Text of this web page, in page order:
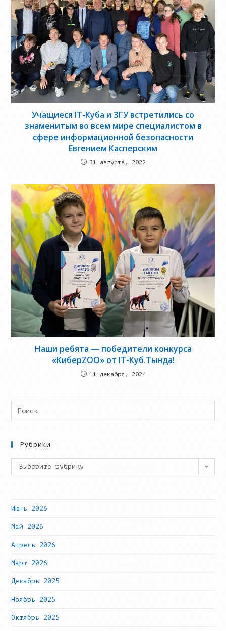
Учащиеся IT-Куба и ЗГУ встретились со
знаменитым во всем мире специалистом в
сфере информационной безопасности
Евгением Касперским
31 августа, 2022
Наши ребята — победители конкурса
«КиберZOO» от IT-Куб.Тында!
11 декабря, 2024
Search
this
Рубрики
Рубрики
Выберите рубрику
Июнь 2026
Май 2026
Апрель 2026
Март 2026
Декабрь 2025
Ноябрь 2025
Октябрь 2025